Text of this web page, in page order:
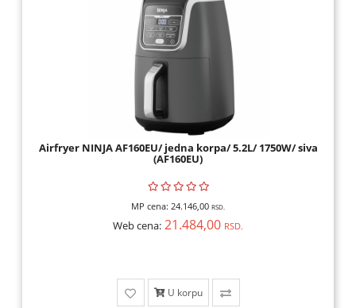
Airfryer NINJA AF160EU/ jedna korpa/ 5.2L/ 1750W/ siva
(AF160EU)
MP cena: 24.146,00 RSD.
Web cena: 21.484,00 RSD.
U korpu